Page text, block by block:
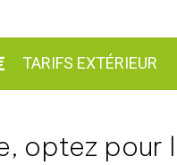
TARIFS EXTÉRIEUR
optez pour